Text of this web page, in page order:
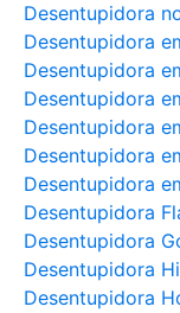
Desentupidora
Desentupidora
Desentupidora
Desentupidora
Desentupidora
Desentupidora
Desentupidora
Desentupidora
Desentupidora
Desentupidora
Desentupidora